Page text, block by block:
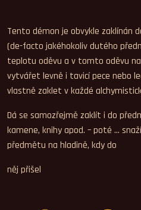
Tento démon je obvykle zaklínán
(de-facto jakéhokoliv dutého
teplotu oděvu a v tomto oděvu
vytvářet levně i tavicí pece nebo
vlastně zaklet v každé
Dá se samozřejmě zaklít i do
kamene, knihy apod. – poté …
předmětu na hladině, kdy do
něj přišel